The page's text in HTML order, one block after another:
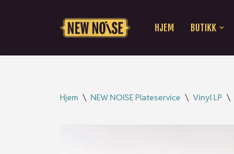
HJEM BUTIKK
Hjem \ NEW NOISE Plateservice \ Vinyl LP \